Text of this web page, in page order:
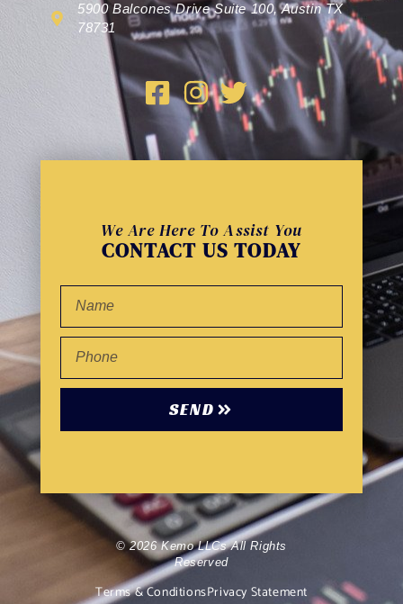
5900 Balcones Drive Suite 100, Austin TX
78731
We Are Here To Assist You
CONTACT US TODAY
SEND
© 2026 Kemo LLCs All Rights
Reserved
Terms & ConditionsPrivacy Statement